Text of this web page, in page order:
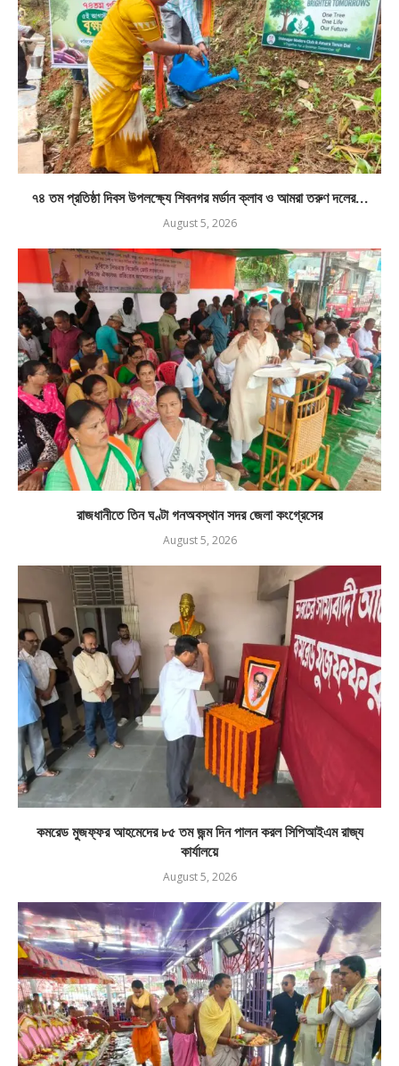
৭৪ তম প্রতিষ্ঠা দিবস উপলক্ষ্যে শিবনগর মর্ডান ক্লাব ও আমরা তরুণ দলের...
August 5, 2026
রাজধানীতে তিন ঘণ্টা গনঅবস্থান সদর জেলা কংগ্রেসের
August 5, 2026
কমরেড মুজফ্ফর আহমেদের ৮৫ তম জন্ম দিন পালন করল সিপিআইএম রাজ্য
কার্যালয়ে
August 5, 2026